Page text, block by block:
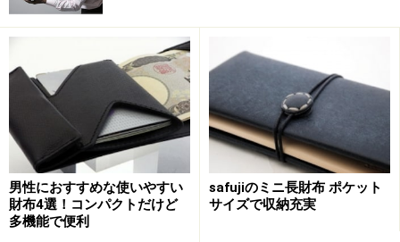
スーパークラシック「薄い財布 abrAsus」
これは、薄さに特化したオールインワン型の財布。紙幣
を10枚、小銭を10枚、カード類を5枚入れて、ズボンの
ポケットに入れても、ポケットが膨らまないほど、薄さ
をキープするのですから、中々凄いと思うのです。薄さ
をキープする一番の方法は、内容物の重なりを減らすこ
と。この財布は、その法則を きっちりと守ってデザイン
されています。
男性におすすめな使いやすい
財布4選！コンパクトだけど
多機能で便利
safujiのミニ長財布 ポケット
サイズで収納充実